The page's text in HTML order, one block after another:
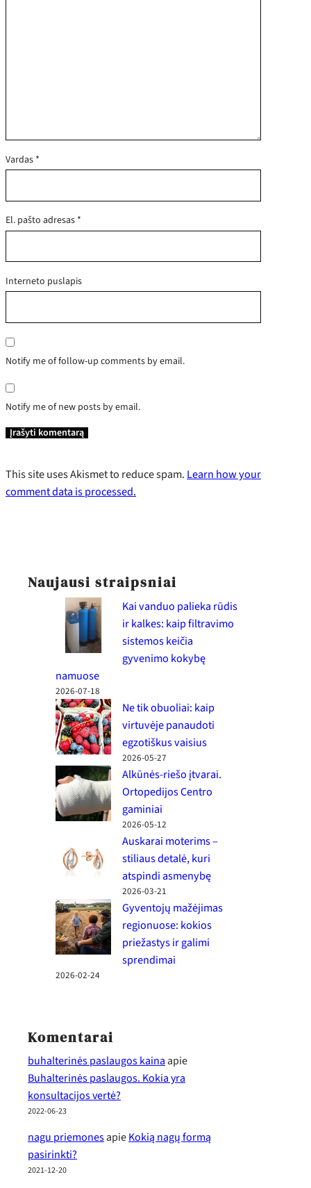
Vardas *
El. pašto adresas *
Interneto puslapis
Notify me of follow-up comments by email.
Notify me of new posts by email.
This site uses Akismet to reduce spam. Learn how your
comment data is processed.
Naujausi straipsniai
Kai vanduo palieka rūdis
ir kalkes: kaip filtravimo
sistemos keičia
gyvenimo kokybę
namuose
2026-07-18
Ne tik obuoliai: kaip
virtuvėje panaudoti
egzotiškus vaisius
2026-05-27
Alkūnės-riešo įtvarai.
Ortopedijos Centro
gaminiai
2026-05-12
Auskarai moterims –
stiliaus detalė, kuri
atspindi asmenybę
2026-03-21
Gyventojų mažėjimas
regionuose: kokios
priežastys ir galimi
sprendimai
2026-02-24
Komentarai
buhalterinės paslaugos kainaapie
Buhalterinės paslaugos. Kokia yra
konsultacijos vertė?
2022-06-23
nagu priemonesapieKokią nagų formą
pasirinkti?
2021-12-20